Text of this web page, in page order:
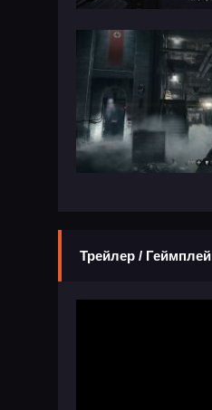
Трейлер / Геймплей